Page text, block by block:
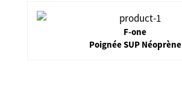
F-one
Poignée SUP Néoprène